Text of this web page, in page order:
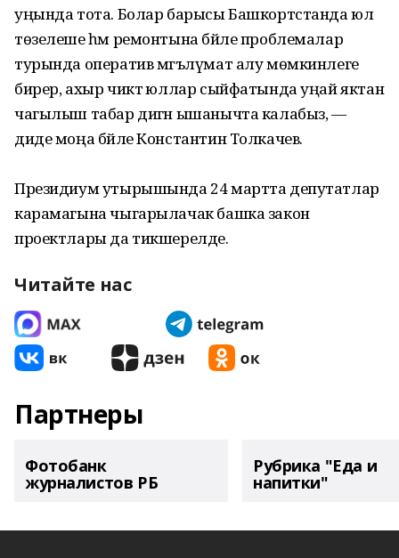
уңында тота. Болар барысы Башкортстанда юл
төзелеше һәм ремонтына бәйле проблемалар
турында оператив мәгълүмат алу мөмкинлеге
бирер, ахыр чиктә юллар сыйфатында уңай яктан
чагылыш табар дигән ышанычта калабыз, —
диде моңа бәйле Константин Толкачев.
Президиум утырышында 24 мартта депутатлар
карамагына чыгарылачак башка закон
проектлары да тикшерелде.
Читайте нас
Партнеры
Фотобанк
журналистов РБ
Рубрика "Еда и
напитки"